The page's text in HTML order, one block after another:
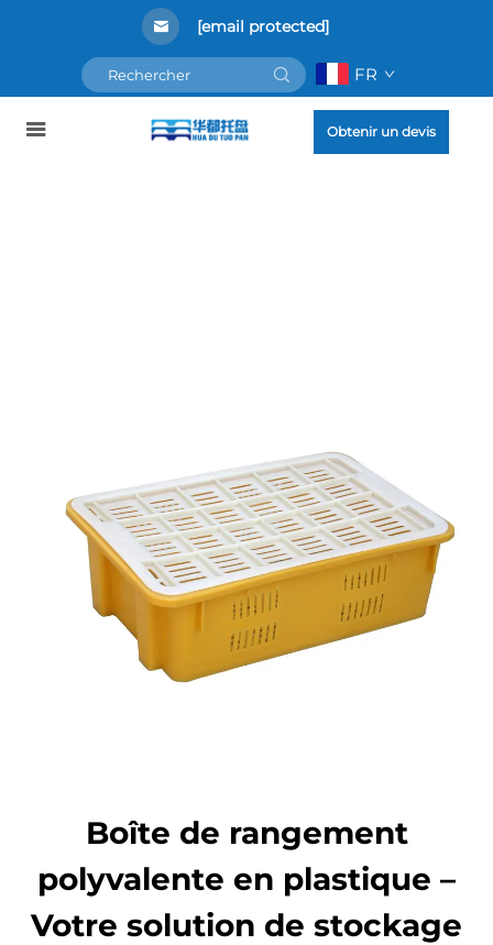
[email protected]
FR
Obtenir un devis
Boîte de rangement
polyvalente en plastique –
Votre solution de stockage